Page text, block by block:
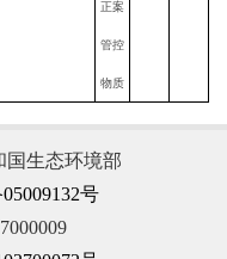
国生态环境部
号